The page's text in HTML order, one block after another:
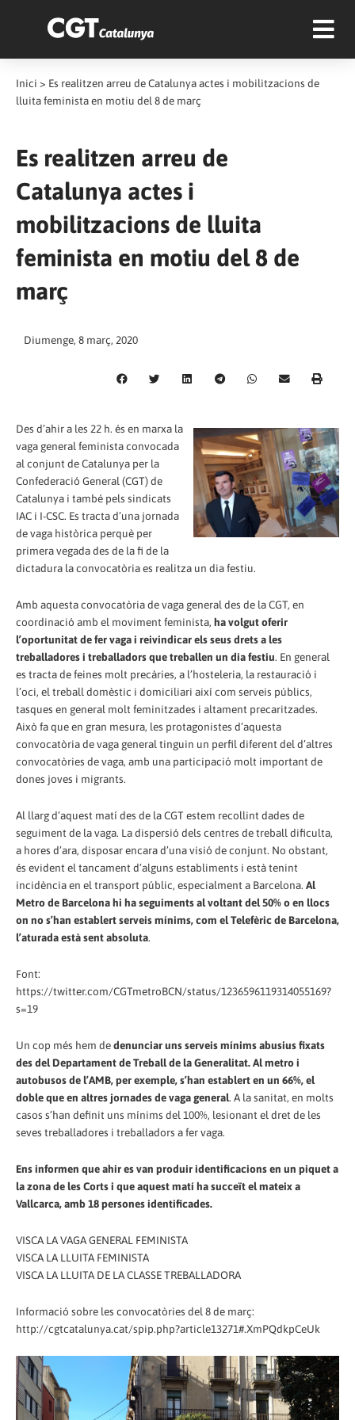
Inici > Es realitzen arreu de Catalunya actes i mobilitzacions de
lluita feminista en motiu del 8 de març
Es realitzen arreu de
Catalunya actes i
mobilitzacions de lluita
feminista en motiu del 8 de
març
Diumenge, 8 març, 2020
Des d’ahir a les 22 h. és en marxa la
vaga general feminista convocada
al conjunt de Catalunya per la
Confederació General (CGT) de
Catalunya i també pels sindicats
IAC i I-CSC. Es tracta d’una jornada
de vaga històrica perquè per
primera vegada des de la fi de la
dictadura la convocatòria es realitza un dia festiu.
Amb aquesta convocatòria de vaga general des de la CGT, en
coordinació amb el moviment feminista, ha volgut oferir
l’oportunitat de fer vaga i reivindicar els seus drets a les
treballadores i treballadors que treballen un dia festiu. En general
es tracta de feines molt precàries, a l’hosteleria, la restauració i
l’oci, el treball domèstic i domiciliari així com serveis públics,
tasques en general molt feminitzades i altament precaritzades.
Això fa que en gran mesura, les protagonistes d’aquesta
convocatòria de vaga general tinguin un perfil diferent del d’altres
convocatòries de vaga, amb una participació molt important de
dones joves i migrants.
Al llarg d’aquest matí des de la CGT estem recollint dades de
seguiment de la vaga. La dispersió dels centres de treball dificulta,
a hores d’ara, disposar encara d’una visió de conjunt. No obstant,
és evident el tancament d’alguns establiments i està tenint
incidència en el transport públic, especialment a Barcelona. Al
Metro de Barcelona hi ha seguiments al voltant del 50% o en llocs
on no s’han establert serveis mínims, com el Telefèric de Barcelona,
l’aturada està sent absoluta.
Font:
https://twitter.com/CGTmetroBCN/status/1236596119314055169?
s=19
Un cop més hem dedenunciar uns serveis mínims abusius fixats
des del Departament de Treball de la Generalitat. Al metro i
autobusos de l’AMB, per exemple, s’han establert en un 66%, el
doble que en altres jornades de vaga general. A la sanitat, en molts
casos s’han definit uns mínims del 100%, lesionant el dret de les
seves treballadores i treballadors a fer vaga.
Ens informen que ahir es van produir identificacions en un piquet a
la zona de les Corts i que aquest matí ha succeït el mateix a
Vallcarca, amb 18 persones identificades.
VISCA LA VAGA GENERAL FEMINISTA
VISCA LA LLUITA FEMINISTA
VISCA LA LLUITA DE LA CLASSE TREBALLADORA
Informació sobre les convocatòries del 8 de març:
http://cgtcatalunya.cat/spip.php?article13271#.XmPQdkpCeUk